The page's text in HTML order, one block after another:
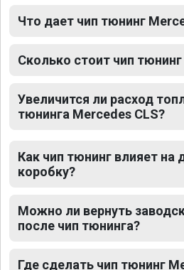
Что дает чип тюнинг
Сколько стоит чип
Увеличится ли расход
тюнинга Mercedes CLS?
Как чип тюнинг влияет на
коробку?
Можно ли вернуть
после чип тюнинга?
Где сделать чип тюнинг